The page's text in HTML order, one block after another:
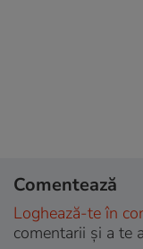
Comentează
Loghează-te în
comentarii și a te